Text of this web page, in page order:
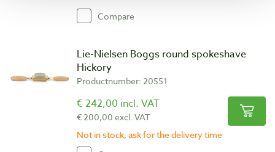
Compare
Lie-Nielsen Boggs round spokeshave
Hickory
Productnumber: 20551
€ 242,00 incl. VAT
€ 200,00 excl. VAT
Not in stock, ask for the delivery time